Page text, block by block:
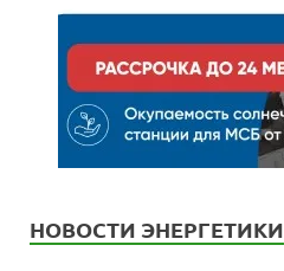
НОВОСТИ ЭНЕРГЕТИКИ